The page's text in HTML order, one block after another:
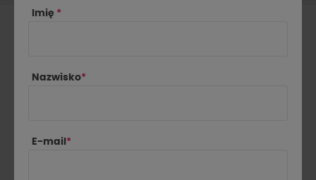
Imię *
Nazwisko*
E-mail *